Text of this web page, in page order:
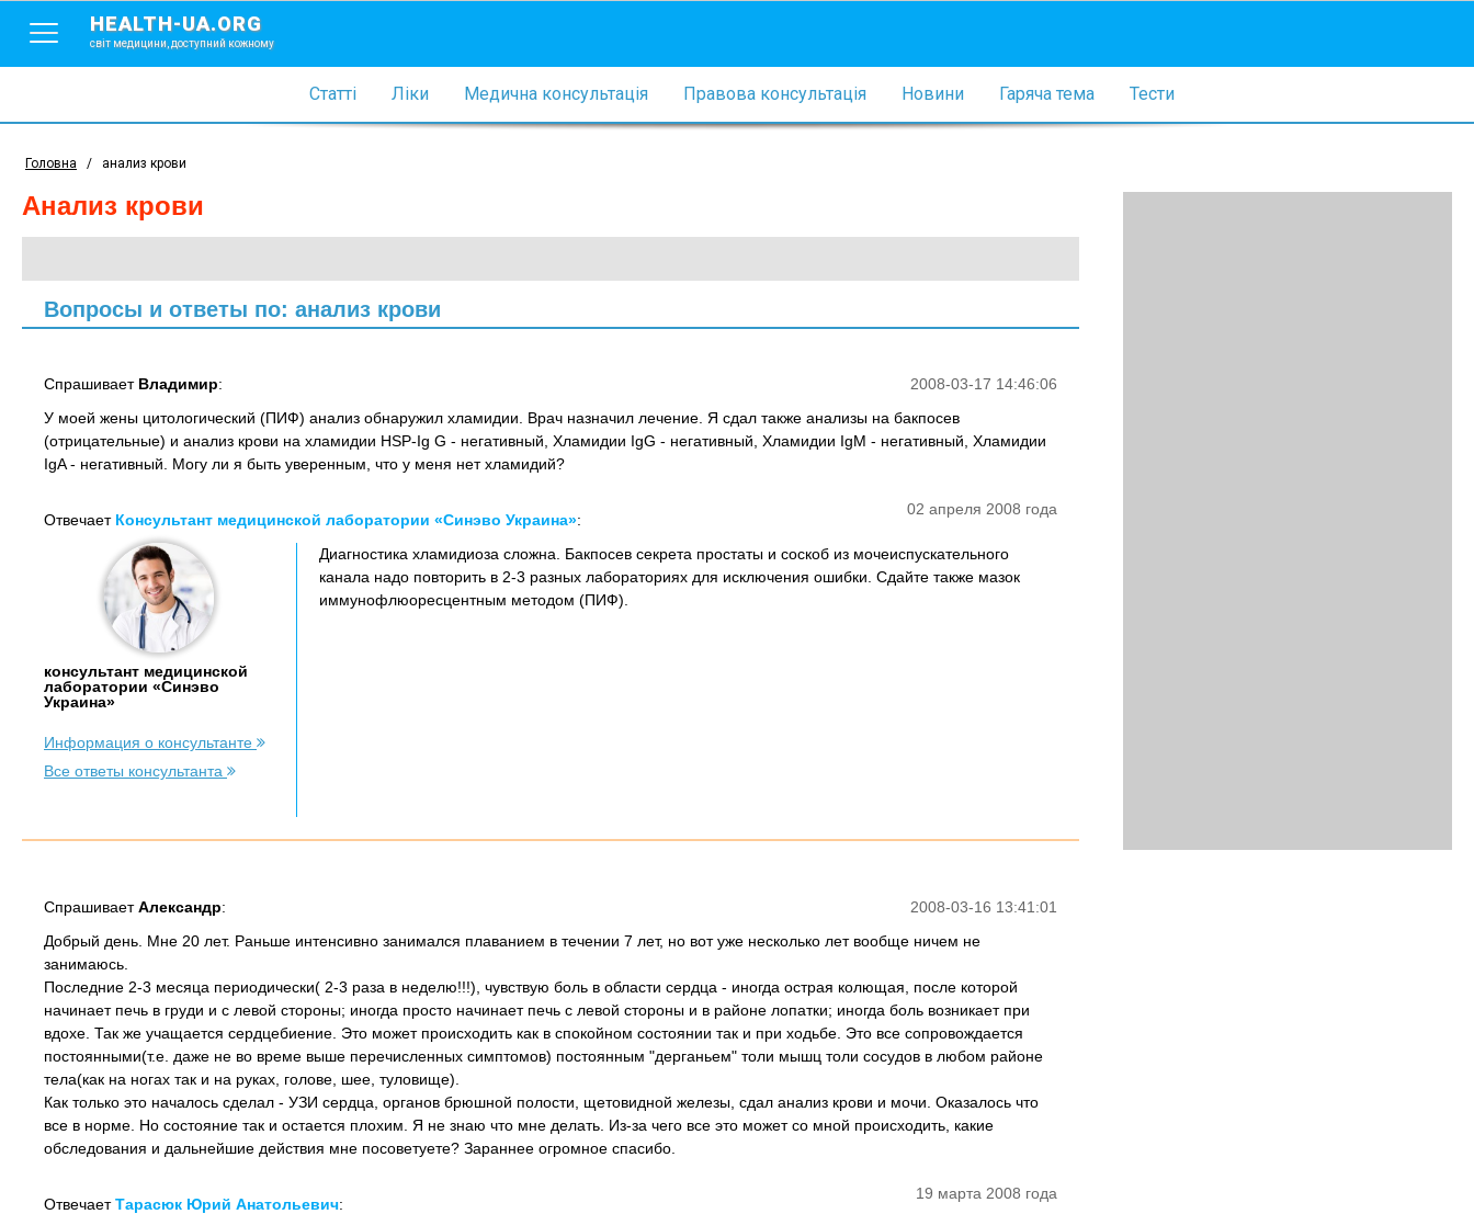
HEALTH-UA.ORG
світ медицини, доступний кожному
Статті Ліки Медична консультація Правова консультація Новини Гаряча тема Тести
Головна / анализ крови
анализ крови
Вопросы и ответы по: анализ крови
2008-03-17 14:46:06
Спрашивает Владимир:
У моей жены цитологический (ПИФ) анализ обнаружил хламидии. Врач назначил лечение. Я сдал также анализы на бакпосев
(отрицательные) и анализ крови на хламидии HSP-Ig G - негативный, Хламидии IgG - негативный, Хламидии IgM - негативный, Хламидии
IgA - негативный. Могу ли я быть уверенным, что у меня нет хламидий?
02 апреля 2008 года
Отвечает Консультант медицинской лаборатории «Синэво Украина»:
консультант медицинской
лаборатории «Синэво
Украина»
Информация о консультанте
Все ответы консультанта
Диагностика хламидиоза сложна. Бакпосев секрета простаты и соскоб из мочеиспускательного
канала надо повторить в 2-3 разных лабораториях для исключения ошибки. Сдайте также мазок
иммунофлюоресцентным методом (ПИФ).
2008-03-16 13:41:01
СпрашиваетАлександр:
Добрый день. Мне 20 лет. Раньше интенсивно занимался плаванием в течении 7 лет, но вот уже несколько лет вообще ничем не
занимаюсь.
Последние 2-3 месяца периодически( 2-3 раза в неделю!!!), чувствую боль в области сердца - иногда острая колющая, после которой
начинает печь в груди и с левой стороны; иногда просто начинает печь с левой стороны и в районе лопатки; иногда боль возникает при
вдохе. Так же учащается сердцебиение. Это может происходить как в спокойном состоянии так и при ходьбе. Это все сопровождается
постоянными(т.е. даже не во време выше перечисленных симптомов) постоянным "дерганьем" толи мышц толи сосудов в любом районе
тела(как на ногах так и на руках, голове, шее, туловище).
Как только это началось сделал - УЗИ сердца, органов брюшной полости, щетовидной железы, сдал анализ крови и мочи. Оказалось что
все в норме. Но состояние так и остается плохим. Я не знаю что мне делать. Из-за чего все это может со мной происходить, какие
обследования и дальнейшие действия мне посоветуете? Зараннее огромное спасибо.
19 марта 2008 года
ОтвечаетТарасюк Юрий Анатольевич: